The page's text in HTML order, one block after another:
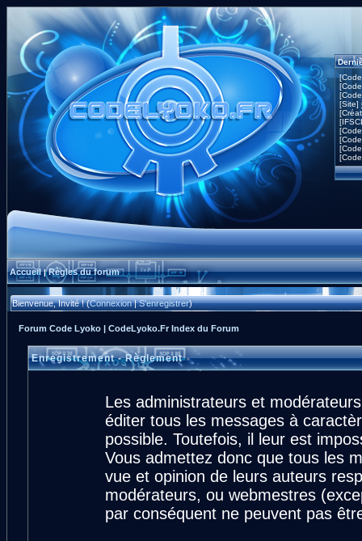
[Site]
Accueil|Règles du forum
Bienvenue, Invité ! (Connexion|S'enregistrer)
Forum Code Lyoko | CodeLyoko.Fr Index du Forum
Enregistrement - Règlement
Les administrateurs et
éditer tous les messages à
possible. Toutefois, il leur est
Vous admettez donc que tous les
vue et opinion de leurs auteurs
modérateurs, ou webmestres
par conséquent ne peuvent pas